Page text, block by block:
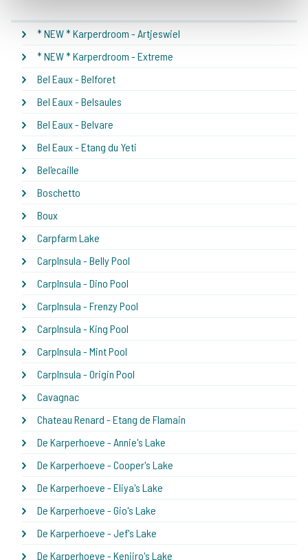
* NEW * Karperdroom - Artjeswiel
* NEW * Karperdroom - Extreme
Bel Eaux - Belforet
Bel Eaux - Belsaules
Bel Eaux - Belvare
Bel Eaux - Etang du Yeti
Bel'ecaille
Boschetto
Boux
Carpfarm Lake
CarpInsula - Belly Pool
CarpInsula - Dino Pool
CarpInsula - Frenzy Pool
CarpInsula - King Pool
CarpInsula - Mint Pool
CarpInsula - Origin Pool
Cavagnac
Chateau Renard - Etang de Flamain
De Karperhoeve - Annie's Lake
De Karperhoeve - Cooper's Lake
De Karperhoeve - Eliya's Lake
De Karperhoeve - Gio's Lake
De Karperhoeve - Jef's Lake
De Karperhoeve - Kenjiro's Lake